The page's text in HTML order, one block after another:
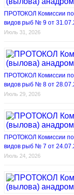
ПРОТОКОЛ Комиссии
видов рыб № 9 от
Июль 31, 2026
ПРОТОКОЛ Комиссии
видов рыб № 8 от
Июль 29, 2026
ПРОТОКОЛ Комиссии
видов рыб № 7 от
Июль 24, 2026